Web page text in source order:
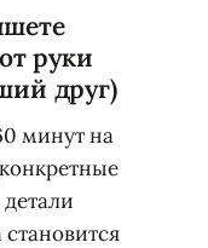
руки
друг)
минут на